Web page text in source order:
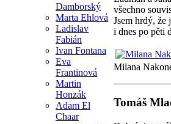
Damborský
Marta Ehlová
Ladislav
Fabián
Ivan Fontana
Eva
Frantinová
Martin
Honzák
Adam El
Chaar
všechno
Jsem hrdý, že
i dnes po pěti
Milana
Tomáš